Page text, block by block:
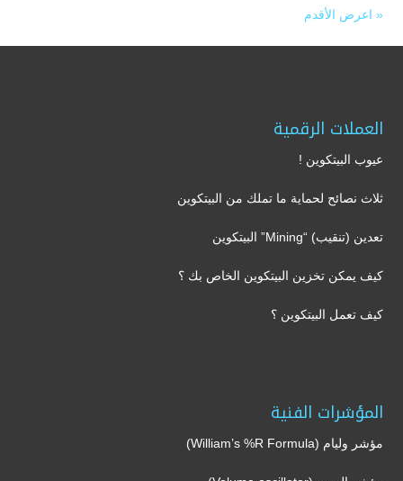
« اعرض الأقدم
العملات الرقمية
عيوب البيتكوين !
ثلاث نصائح لحماية ما تملك من البيتكوين
تعدين (تنقيب) “Mining” البيتكوين
كيف يمكن تخزين البيتكوين الخاص بك ؟
كيف تعمل البيتكوين ؟
المؤشرات الفنية
مؤشر وليام (William’s %R Formula)